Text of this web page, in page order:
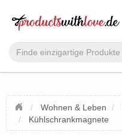
Wohnen & Leben
Kühlschrankmagnete